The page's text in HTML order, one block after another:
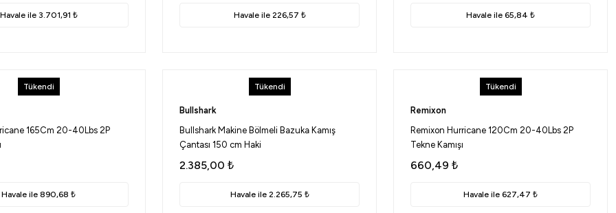
Havale ile 3.701,91 ₺ Havale ile 226,57 ₺ Havale ile 65,84 ₺
Tükendi
165Cm 20-40Lbs 2P
Havale ile 890,68 ₺
Tükendi
Bullshark
Bullshark Makine Bölmeli Bazuka Kamış
Çantası 150 cm Haki
2.385,00 ₺
Havale ile 2.265,75 ₺
Tükendi
Remixon
Remixon Hurricane 120Cm 20-40Lbs 2P
Tekne Kamışı
660,49 ₺
Havale ile 627,47 ₺